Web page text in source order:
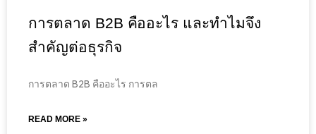
การตลาด B2B คืออะไร และทำไมจึง
สำคัญต่อธุรกิจ
การตลาด B2B คืออะไร การตล
READ MORE »